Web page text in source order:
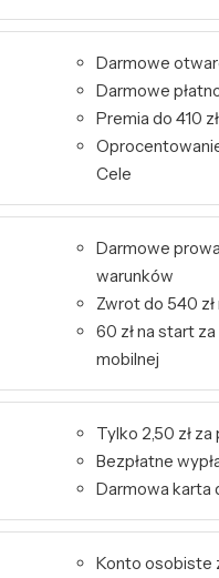
Darmowe
Darmowe
Premia do 410 zł
Cele
Darmowe
warunków
Zwrot do 540
60 zł na start
mobilnej
Tylko 2,50 zł
Bezpłatne
Darmowa karta
Konto osobiste